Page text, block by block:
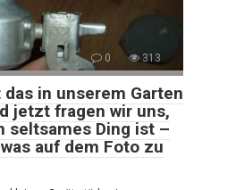
0 313
in unserem Garten
jetzt fragen wir uns,
seltsames Ding ist –
auf dem Foto zu